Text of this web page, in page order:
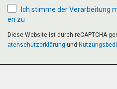
Ich stimme der Verarbeitung
en zu
Diese Website ist durch reCAPTCHA
atenschutzerklärung und